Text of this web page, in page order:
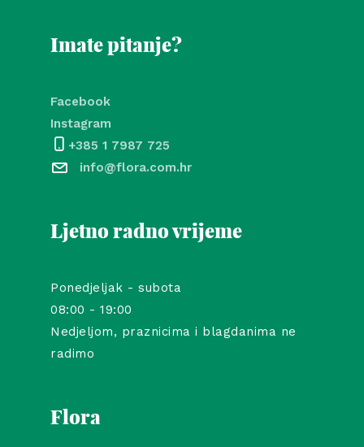
Imate pitanje?
Facebook
Instagram
+385 1 7987 725
info@flora.com.hr
Ljetno radno vrijeme
Ponedjeljak - subota
08:00 - 19:00
Nedjeljom, praznicima i blagdanima ne
radimo
Flora